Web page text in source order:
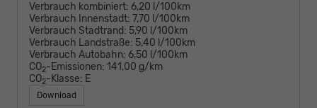
Verbrauch kombiniert: 6,20 l/100km
Verbrauch Innenstadt: 7,70 l/100km
Verbrauch Stadtrand: 5,90 l/100km
Verbrauch Landstraße: 5,40 l/100km
Verbrauch Autobahn: 6,50 l/100km
CO2-Emissionen: 141,00 g/km
CO2-Klasse: E
Download